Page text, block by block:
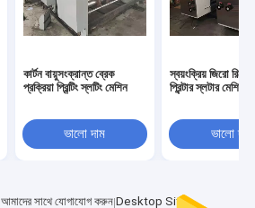
কার্টন বায়ুসংক্রান্ত ব্রেক
প্রক্রিয়া প্রিন্টিং স্লটিং মেশিন
ভালো দাম
স্বয়ংক্রিয় জিরো
প্রিন্টার স্লটার মেশিন
ভালো দাম
আমাদের সাথে যোগাযোগ করুন Desktop Site